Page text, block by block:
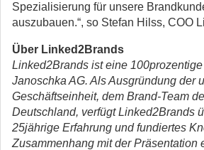
Spezialisierung für unsere
auszubauen.“, so Stefan Hilss, COO
Über Linked2Brands
Linked2Brands ist eine
Janoschka AG. Als Ausgründung der
Geschäftseinheit, dem Brand-Team
Deutschland, verfügt Linked2Brands
25jährige Erfahrung und fundiertes
Zusammenhang mit der Präsentation